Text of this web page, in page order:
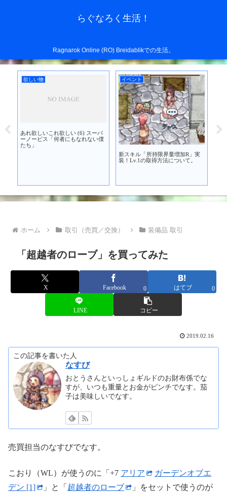
らぐなろく生活！
Ragnarok Online (RO) Breidablikでの生活。
欲しい物
あれ欲しいこれ欲しい (6) スーパ
ーノービス「何者にもなれない僕
たち」
イベント
新スキル「所持限界量増加R」実
装！Lv.1の取得方法について。
+9
ホーム 取引（売買／交換） 装備品 取引
「超越者のローブ」を買ってみた
X Facebook 0 はてブ 0
LINE コピー
2019.02.16
この記事を書いた人
なすび
おとうさんといっしょギルドのお財布係でな
すが、いつも重量とお金がピンチでなす。茄
子は美味しいでなす。
売買担当のなすびでなす。
こおり（WL）が使うのに「+7 アリア
ガーデンオブエ
デン [1]
」と「 超越者のローブ
」をセットで使うのが